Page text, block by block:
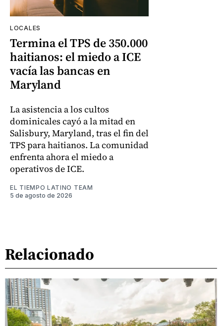
LOCALES
Termina el TPS de 350.000
haitianos: el miedo a ICE
vacía las bancas en
Maryland
La asistencia a los cultos
dominicales cayó a la mitad en
Salisbury, Maryland, tras el fin del
TPS para haitianos. La comunidad
enfrenta ahora el miedo a
operativos de ICE.
EL TIEMPO LATINO TEAM
5 de agosto de 2026
Relacionado